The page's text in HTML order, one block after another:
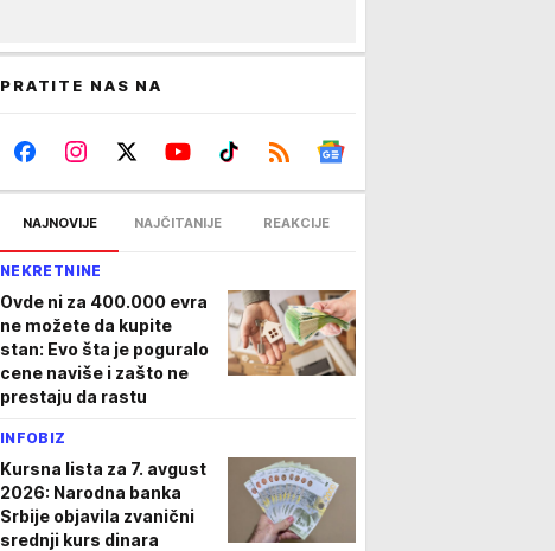
PRATITE NAS NA
NAJNOVIJE NAJČITANIJE REAKCIJE
NEKRETNINE
Ovde ni za 400.000 evra
ne možete da kupite
stan: Evo šta je poguralo
cene naviše i zašto ne
prestaju da rastu
INFOBIZ
Kursna lista za 7. avgust
2026: Narodna banka
Srbije objavila zvanični
srednji kurs dinara